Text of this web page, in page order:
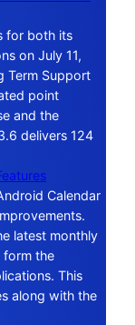
for both its
on July 11,
Term Support
point
and the
delivers 124
Calendar
latest monthly
form the
This
along with the